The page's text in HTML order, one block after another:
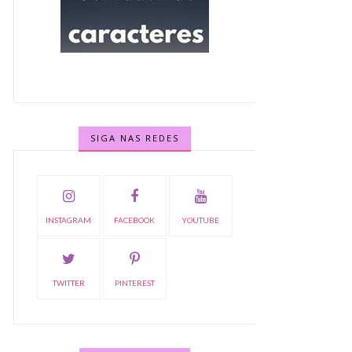
SIGA NAS REDES
INSTAGRAM FACEBOOK YOUTUBE
TWITTER PINTEREST